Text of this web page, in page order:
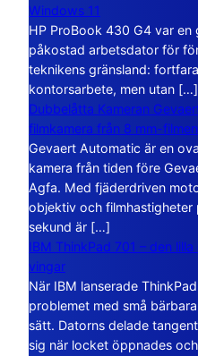
Windows 11
HP ProBook 430 G4 var en
påkostad arbetsdator för
teknikens gränsland:
kontorsarbete, men utan […]
Dubbelåtta Kameran
filmkamera från 8 mm-
Gevaert Automatic är en
kamera från tiden före
Agfa. Med fjäderdriven
objektiv och
sekund är […]
IBM ThinkPad 701 – den
vingar
När IBM lanserade
problemet med små
sätt. Datorns delade
sig när locket öppnades